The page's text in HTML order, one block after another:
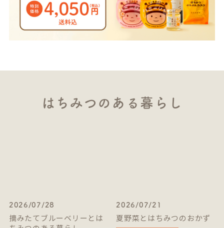
はちみつのある暮らし
2026/07/28
摘みたてブルーベリーとは
2026/07/21
夏野菜とはちみつのおかず